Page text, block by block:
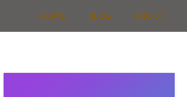
HOME BLOG ABOUT